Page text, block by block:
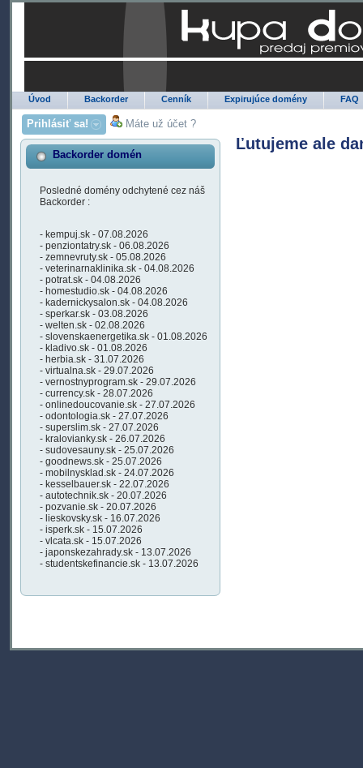
Úvod Backorder Cenník Expirujúce domény FAQ
Prihlásiť sa! Máte už účet ?
Backorder domén
Posledné domény odchytené cez náš
Backorder :
- kempuj.sk - 07.08.2026
- penziontatry.sk - 06.08.2026
- zemnevruty.sk - 05.08.2026
- veterinarnaklinika.sk - 04.08.2026
- potrat.sk - 04.08.2026
- homestudio.sk - 04.08.2026
- kadernickysalon.sk - 04.08.2026
- sperkar.sk - 03.08.2026
- welten.sk - 02.08.2026
- slovenskaenergetika.sk - 01.08.2026
- kladivo.sk - 01.08.2026
- herbia.sk - 31.07.2026
- virtualna.sk - 29.07.2026
- vernostnyprogram.sk - 29.07.2026
- currency.sk - 28.07.2026
- onlinedoucovanie.sk - 27.07.2026
- odontologia.sk - 27.07.2026
- superslim.sk - 27.07.2026
- kralovianky.sk - 26.07.2026
- sudovesauny.sk - 25.07.2026
- goodnews.sk - 25.07.2026
- mobilnysklad.sk - 24.07.2026
- kesselbauer.sk - 22.07.2026
- autotechnik.sk - 20.07.2026
- pozvanie.sk - 20.07.2026
- lieskovsky.sk - 16.07.2026
- isperk.sk - 15.07.2026
- vlcata.sk - 15.07.2026
- japonskezahrady.sk - 13.07.2026
- studentskefinancie.sk - 13.07.2026
Ľutujeme ale